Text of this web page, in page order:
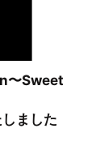
〜Sweet
ました